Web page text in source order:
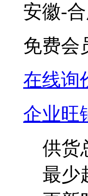
安徽-
免费会
在线询
企业旺
供货
最少